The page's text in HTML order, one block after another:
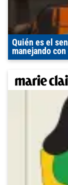
Quién es el
manejando